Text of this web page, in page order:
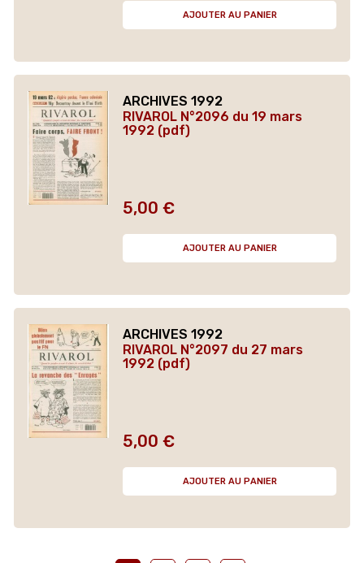
AJOUTER AU PANIER
ARCHIVES 1992
RIVAROL N°2096 du 19 mars
1992 (pdf)
Prix
5,00 €
AJOUTER AU PANIER
ARCHIVES 1992
RIVAROL N°2097 du 27 mars
1992 (pdf)
Prix
5,00 €
AJOUTER AU PANIER